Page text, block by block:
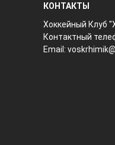
КОНТАКТЫ
Хоккейный Клуб
Контактный
Email: